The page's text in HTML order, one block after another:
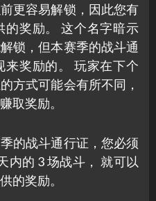
更容易解锁，因此您有
的奖励。 这个名字暗示
锁，但本赛季的战斗通
奖励的。 玩家在下个
方式可能会有所不同，
取奖励。
的战斗通行证，您必须
内的 3 场战斗， 就可以
的奖励。